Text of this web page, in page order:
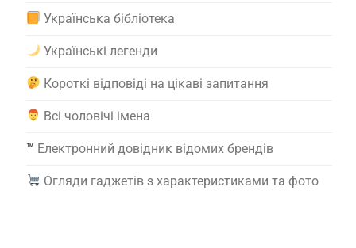
Українська бібліотека
Українські легенди
Короткі відповіді на цікаві запитання
Всі чоловічі імена
™️ Електронний довідник відомих брендів
Огляди гаджетів з характеристиками та фото